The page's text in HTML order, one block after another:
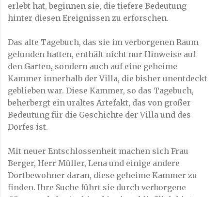
erlebt hat, beginnen sie, die tiefere Bedeutung
hinter diesen Ereignissen zu erforschen.
Das alte Tagebuch, das sie im verborgenen Raum
gefunden hatten, enthält nicht nur Hinweise auf
den Garten, sondern auch auf eine geheime
Kammer innerhalb der Villa, die bisher unentdeckt
geblieben war. Diese Kammer, so das Tagebuch,
beherbergt ein uraltes Artefakt, das von großer
Bedeutung für die Geschichte der Villa und des
Dorfes ist.
Mit neuer Entschlossenheit machen sich Frau
Berger, Herr Müller, Lena und einige andere
Dorfbewohner daran, diese geheime Kammer zu
finden. Ihre Suche führt sie durch verborgene